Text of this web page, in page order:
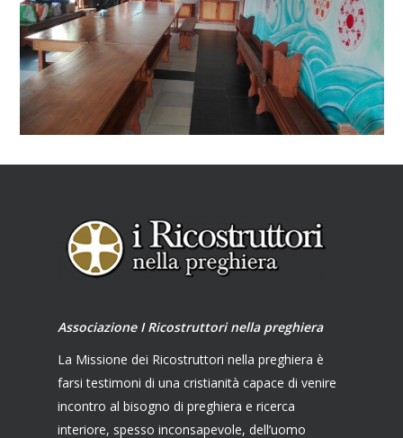
Associazione I Ricostruttori nella preghiera
La Missione dei Ricostruttori nella preghiera è
farsi testimoni di una cristianità capace di venire
incontro al bisogno di preghiera e ricerca
interiore, spesso inconsapevole, dell’uomo